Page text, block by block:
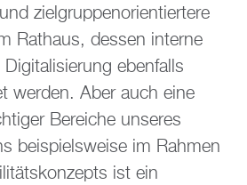
zielgruppenorientiertere
Rathaus, dessen interne
ebenfalls
werden. Aber auch eine
Bereiche unseres
beispielsweise im Rahmen
ist ein